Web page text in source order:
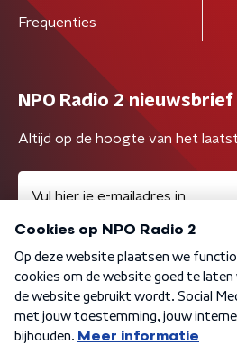
Frequenties
NPO Radio 2 nieuwsbrief
Altijd op de hoogte van het
Algemene voorwaarden